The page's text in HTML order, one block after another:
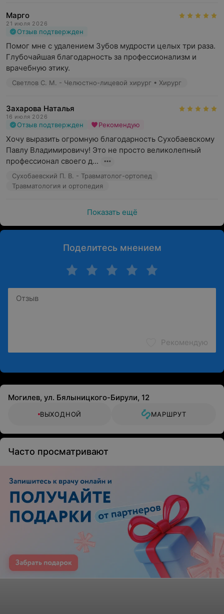
Марго
21 июля 2026
Отзыв подтвержден
Помог мне с удалением Зубов мудрости целых три раза.
Глубочайшая благодарность за профессионализм и
врачебную этику.
Светлов С. М. - Челюстно-лицевой хирург • Хирург
Захарова Наталья
16 июля 2026
Отзыв подтвержден Рекомендую
Хочу выразить огромную благодарность Сухобаевскому
Павлу Владимировичу! Это не просто великолепный
профессионал своего д...
Сухобаевский П. В. - Травматолог-ортопед
Травматология и ортопедия
Показать ещё
Поделитесь мнением
Рекомендую
Могилев, ул. Бялыницкого-Бирули, 12
ВЫХОДНОЙ МАРШРУТ
Часто просматривают